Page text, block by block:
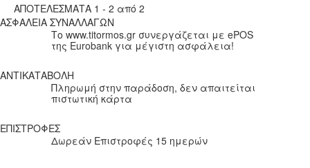
ΑΠΟΤΕΛΕΣΜΑΤΑ 1 - 2 από 2
ΑΣΦΑΛΕΙΑ ΣΥΝΑΛΛΑΓΩΝ
Το www.titormos.gr συνεργάζεται με ePOS
της Eurobank για μέγιστη ασφάλεια!
ΑΝΤΙΚΑΤΑΒΟΛΗ
Πληρωμή στην παράδοση, δεν απαιτείται
πιστωτική κάρτα
ΕΠΙΣΤΡΟΦΕΣ
Δωρεάν Επιστροφές 15 ημερών